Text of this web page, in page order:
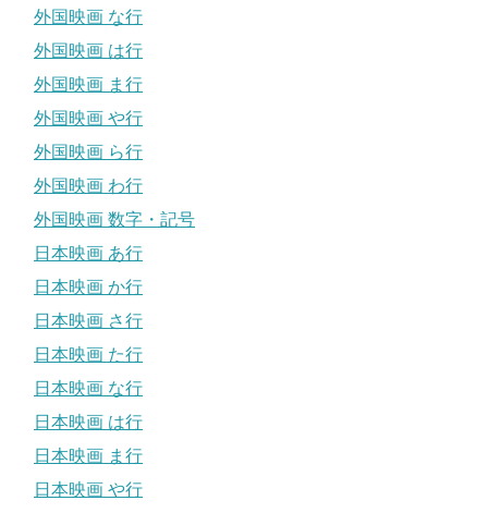
外国映画 な行
外国映画 は行
外国映画 ま行
外国映画 や行
外国映画 ら行
外国映画 わ行
外国映画 数字・記号
日本映画 あ行
日本映画 か行
日本映画 さ行
日本映画 た行
日本映画 な行
日本映画 は行
日本映画 ま行
日本映画 や行